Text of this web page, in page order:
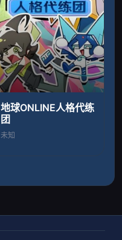
地球ONLINE人格代练
团
未知